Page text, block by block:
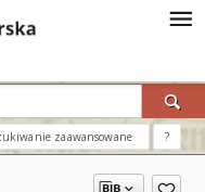
zaawansowane ?